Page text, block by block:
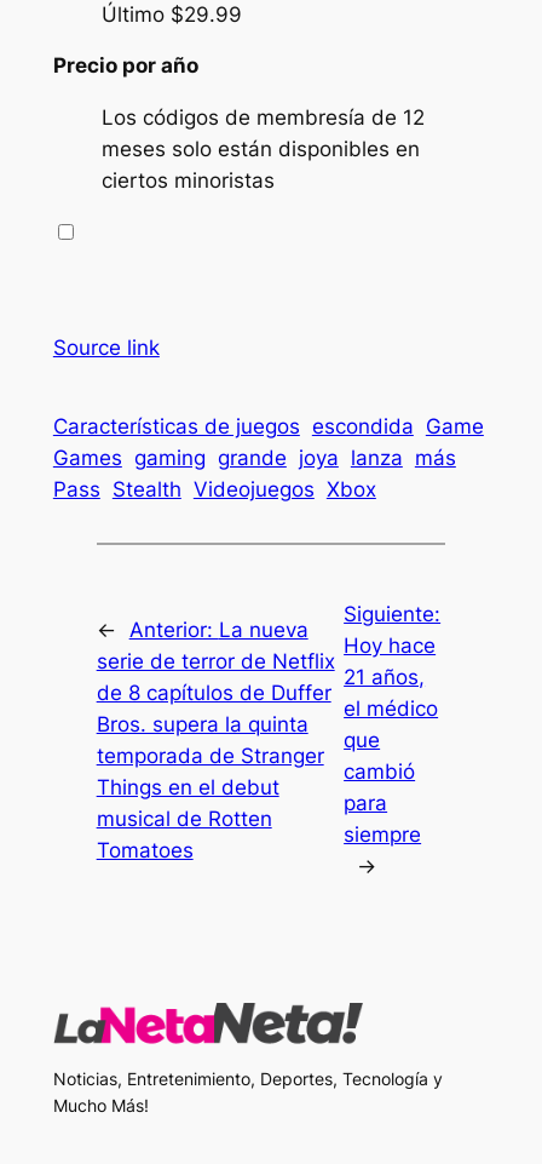
Último $29.99
Precio por año
Los códigos de membresía de 12
meses solo están disponibles en
ciertos minoristas
Source link
Características de juegos escondida Game
Games gaming grande joya lanza más
Pass Stealth Videojuegos Xbox
← Anterior: La nueva
serie de terror de Netflix
de 8 capítulos de Duffer
Bros. supera la quinta
temporada de Stranger
Things en el debut
musical de Rotten
Tomatoes
Siguiente:
Hoy hace
21 años,
el médico
que
cambió
para
siempre
→
Noticias, Entretenimiento, Deportes, Tecnología y
Mucho Más!